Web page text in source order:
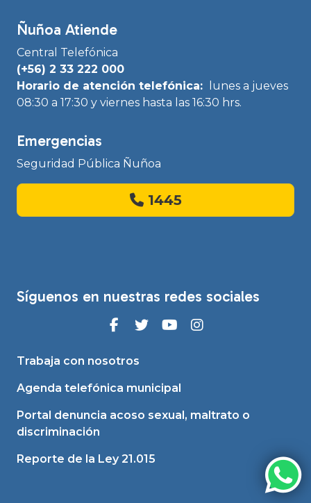
Ñuñoa Atiende
Central Telefónica
(+56) 2 33 222 000
Horario de atención telefónica:
lunes a jueves
08:30 a 17:30 y viernes hasta las 16:30 hrs.
Emergencias
Seguridad Pública Ñuñoa
1445
Síguenos en nuestras redes sociales
Trabaja con nosotros
Agenda telefónica municipal
Portal denuncia acoso sexual, maltrato o
discriminación
Reporte de la Ley 21.015